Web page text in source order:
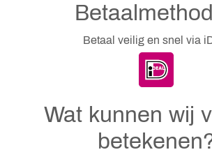
Betaal veilig en snel via
Wat kunnen wij